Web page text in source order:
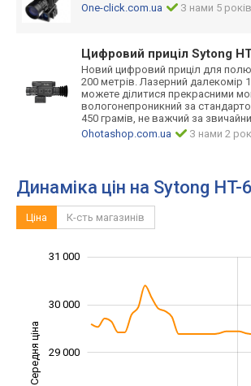
One-click.com.ua З нами 5 років
Цифровий приціл Sytong
Новий цифровий приціл для
200 метрів. Лазерний далекомір
можете ділитися прекрасними
вологонепроникний за
450 грамів, не важчий за
Ohotashop.com.ua
З нами 2
Динаміка цін на Sytong HT-
Ціна К-сть магазинів
Середня ціна 27 000
29 000
30 000
31 000